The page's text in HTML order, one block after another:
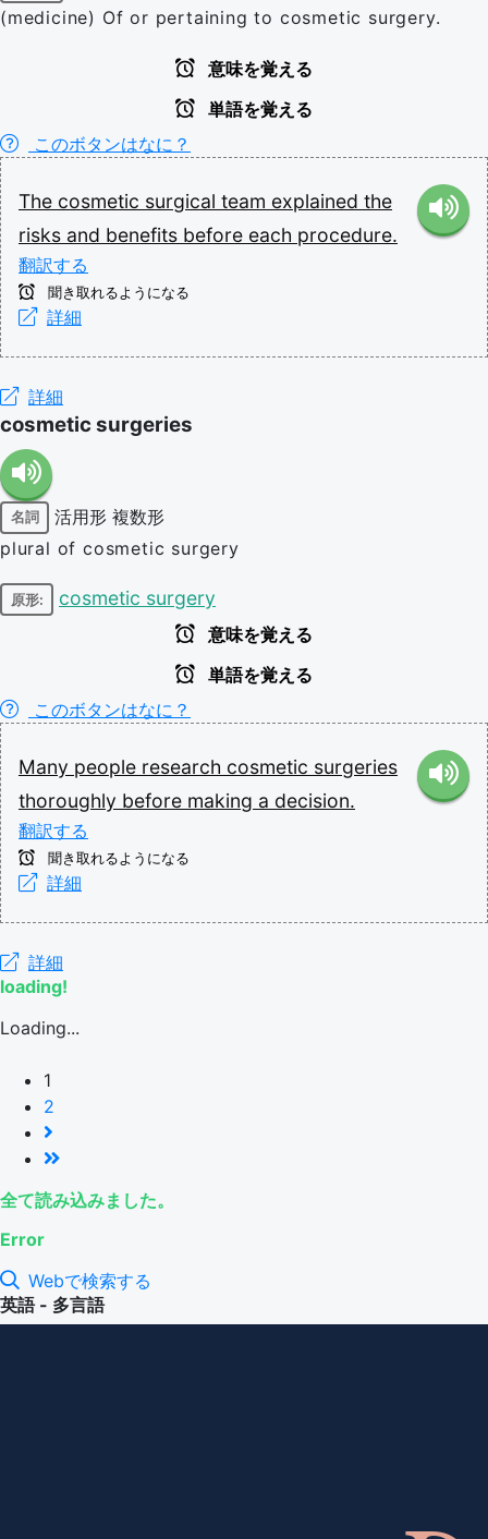
(medicine) Of or pertaining to cosmetic surgery.
意味を覚える
単語を覚える
このボタンはなに？
The cosmetic surgical team explained the
risks and benefits before each procedure.
翻訳する
聞き取れるようになる
詳細
詳細
cosmetic surgeries
名詞 活用形 複数形
plural of cosmetic surgery
原形: cosmetic surgery
意味を覚える
単語を覚える
このボタンはなに？
Many people research cosmetic surgeries
thoroughly before making a decision.
翻訳する
聞き取れるようになる
詳細
詳細
loading!
Loading...
1
2
全て読み込みました。
Error
Webで検索する
英語 - 多言語